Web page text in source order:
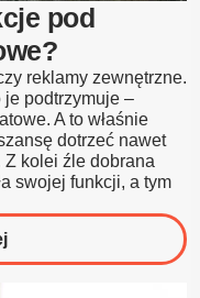
pod
reklamy zewnętrzne.
je podtrzymuje –
A to właśnie
dotrzeć nawet
kolei źle dobrana
swojej funkcji, a tym
o
Jak